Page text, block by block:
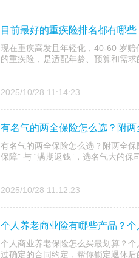
目前最好的重疾险排名都有哪
现在重疾高发且年轻化，40-60 岁赔
的重疾险，是适配年龄、预算和需
2025/10/28 11:14:23
有名气的两全保险怎么选？附
有名气的两全保险怎么选？附两全
保障” 与 “满期返钱”，选名气大的
2025/10/28 11:12:23
个人养老商业险有哪些产品？
个人商业养老保险怎么买最划算？
过确定的合同约定，帮你锁定退休